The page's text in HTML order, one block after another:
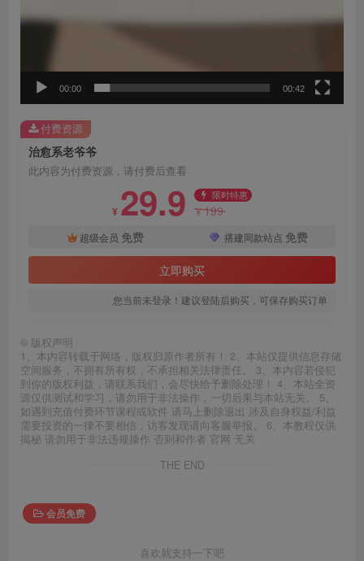
00:00 00:42
治愈系老爷爷
此内容为付费资源，请付费后查看
¥ 29.9 限时特惠
¥199
超级会员 免费 搭建同款站点 免费
立即购买
您当前未登录！建议登陆后购买，可保存购买订单
付费资源
© 版权声明
1、本内容转载于网络，版权归原作者所有！ 2、本站仅提供信息存储
空间服务，不拥有所有权，不承担相关法律责任。 3、本内容若侵犯
到你的版权利益，请联系我们，会尽快给予删除处理！ 4、本站全资
源仅供测试和学习，请勿用于非法操作，一切后果与本站无关。 5、
如遇到充值付费环节课程或软件 请马上删除退出 涉及自身权益/利益
需要投资的一律不要相信，访客发现请向客服举报。 6、本教程仅供
揭秘 请勿用于非法违规操作 否则和作者 官网 无关
THE END
会员免费
喜欢就支持一下吧